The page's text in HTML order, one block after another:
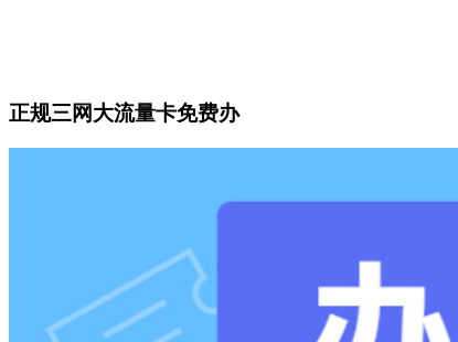
正规三网大流量卡免费办